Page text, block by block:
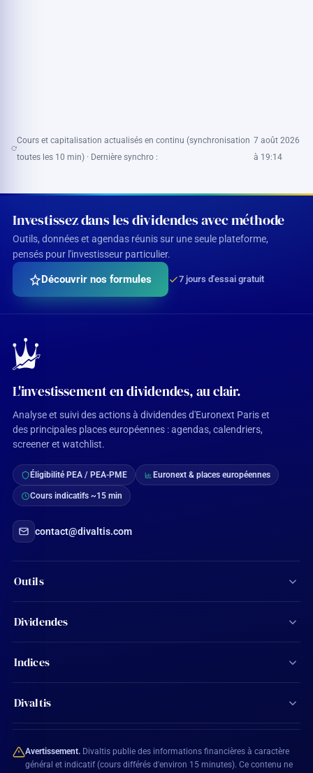
Cours et capitalisation actualisés en continu (synchronisation
toutes les 10 min) · Dernière synchro :
7 août 2026
à 19:14
Investissez dans les dividendes avec méthode
Outils, données et agendas réunis sur une seule plateforme,
pensés pour l'investisseur particulier.
Découvrir nos formules 7 jours d'essai gratuit
L'investissement en dividendes, au clair.
Analyse et suivi des actions à dividendes d'Euronext Paris et
des principales places européennes : agendas, calendriers,
screener et watchlist.
Éligibilité PEA / PEA-PME Euronext & places européennes
Cours indicatifs ~15 min
contact@divaltis.com
Outils
Screener d'actions
Calculateur de dividendes
Ma watchlist
Mon compte
Dividendes
Tous les dividendes
Actions Aristocrates
Indices
CAC 40
SBF 120
CAC All-Shares
Divaltis
Plan du site
Avertissement. Divaltis publie des informations financières à caractère
général et indicatif (cours différés d'environ 15 minutes). Ce contenu ne